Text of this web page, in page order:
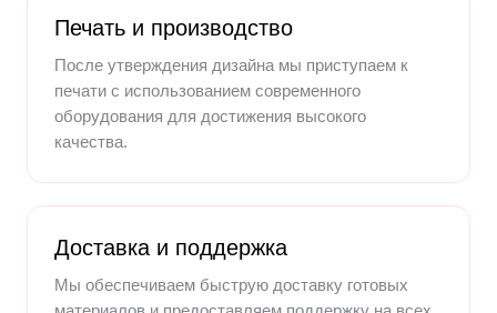
Печать и производство
После утверждения дизайна мы приступаем к
печати с использованием современного
оборудования для достижения высокого
качества.
Доставка и поддержка
Мы обеспечиваем быструю доставку готовых